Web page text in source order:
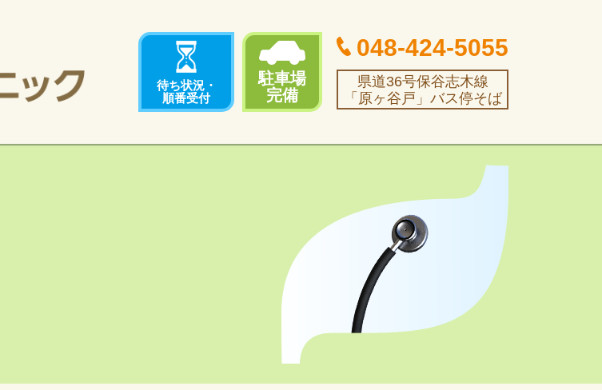
待ち状況・
順番受付
駐車場
完備
048-424-5055
県道36号保谷志木線
「原ヶ谷戸」バス停そば